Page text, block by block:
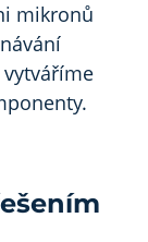
mikronů